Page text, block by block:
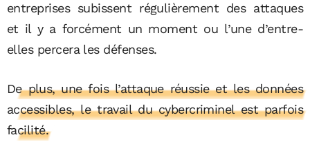
entreprises subissent régulièrement des attaques
et il y a forcément un moment ou l’une d’entre-
elles percera les défenses.
De plus, une fois l’attaque réussie et les données
accessibles, le travail du cybercriminel est parfois
facilité.